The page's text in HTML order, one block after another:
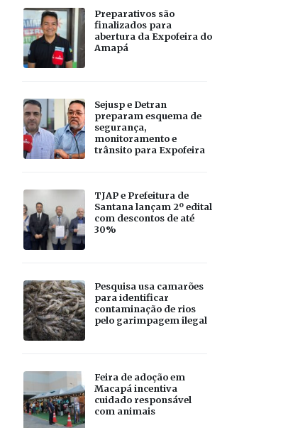
Preparativos são
finalizados para
abertura da Expofeira do
Amapá
Sejusp e Detran
preparam esquema de
segurança,
monitoramento e
trânsito para Expofeira
TJAP e Prefeitura de
Santana lançam 2º edital
com descontos de até
30%
Pesquisa usa camarões
para identificar
contaminação de rios
pelo garimpagem ilegal
Feira de adoção em
Macapá incentiva
cuidado responsável
com animais